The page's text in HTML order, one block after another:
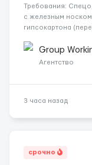
Требования:
с железным
гипсокартона
малярных работ
Штукатурные работы
Group
Агентство
3 часа назад
срочно